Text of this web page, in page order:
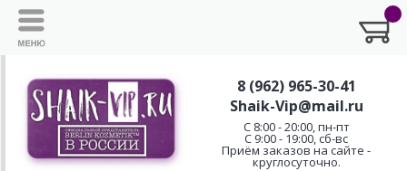
8 (962) 965-30-41
Shaik-Vip@mail.ru
C 8:00 - 20:00, пн-пт
С 9:00 - 19:00, сб-вс
Приём заказов на сайте -
круглосуточно.